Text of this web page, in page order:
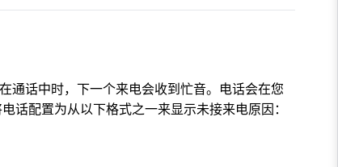
通话中时，下一个来电会收到忙音。电话会在您
话配置为从以下格式之一来显示未接来电原因：